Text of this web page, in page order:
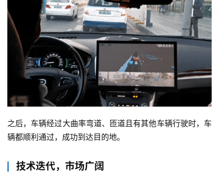
人
工
智
学
云
算
之后，车辆经过大曲率弯道、匝道且有其他车辆行驶时，车
辆都顺利通过，成功到达目的地。
技术迭代，市场广阔